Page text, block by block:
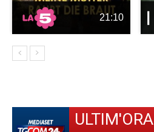
21:10
ULTIM'ORA